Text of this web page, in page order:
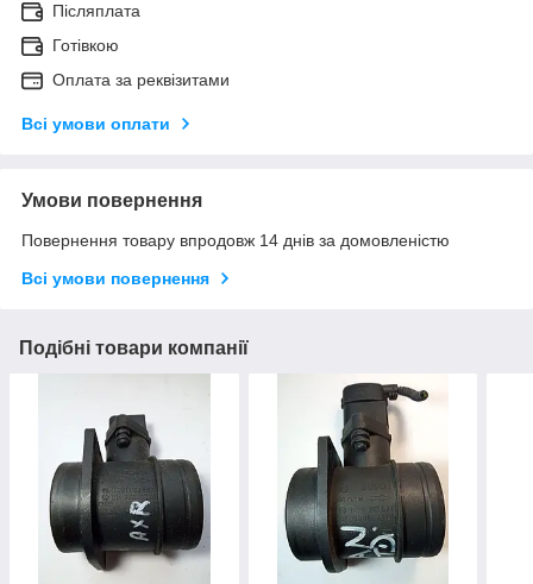
Післяплата
Готівкою
Оплата за реквізитами
Всі умови оплати
Умови повернення
Повернення товару впродовж 14 днів за домовленістю
Всі умови повернення
Подібні товари компанії